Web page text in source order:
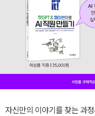
자신만의 이야기를 찾는 과